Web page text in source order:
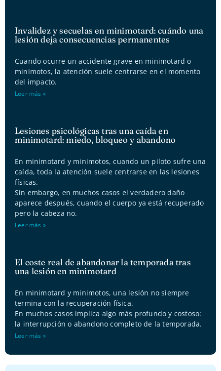
Invalidez y secuelas en minimotard: cuándo una
lesión deja consecuencias permanentes
Cuando ocurre un accidente grave en minimotard o
minimotos, la atención suele centrarse en el momento
del impacto.
Leer más »
Lesiones psicológicas tras una caída en
minimotard: miedo, bloqueo y abandono
En minimotard y minimotos, cuando un piloto sufre una
caída, toda la atención suele centrarse en las lesiones
físicas.
Sin embargo, en muchos casos el verdadero daño
aparece después, cuando el cuerpo ya está recuperado
pero la cabeza no.
Leer más »
El coste real de abandonar la temporada tras
una lesión en minimotard
En minimotard y minimotos, una lesión no siempre
termina con la recuperación física.
En muchos casos implica algo más profundo y costoso:
la interrupción o abandono completo de la temporada.
Leer más »